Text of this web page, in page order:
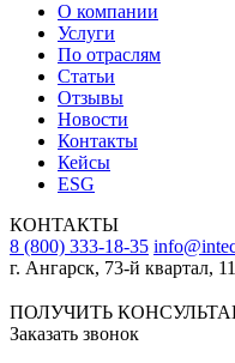
О компании
Услуги
По отраслям
Статьи
Отзывы
Новости
Контакты
Кейсы
ESG
КОНТАКТЫ
8 (800) 333-18-35
г. Ангарск, 73-й квартал, 11
ПОЛУЧИТЬ
Заказать звонок